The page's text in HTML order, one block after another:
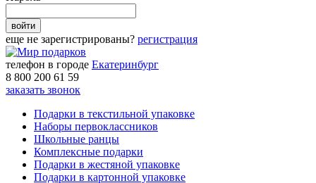
войти
еще не зарегистрированы? регистрация
телефон в городе Екатеринбург
8 800 200 61 59
заказать звонок
Подарки в текстильной упаковке
Наборы первоклассников
Школьные ранцы
Комплексные подарки
Подарки в жестяной упаковке
Подарки в картонной упаковке